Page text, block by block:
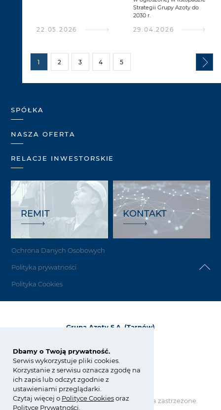
Dbamy o Twoją prywatność.
Serwis wykorzystuje pliki cookies.
Korzystanie z serwisu oznacza zgodę na
ich zapis lub odczyt zgodnie z
ustawieniami przeglądarki.
Czytaj więcej o PolityceCookiesoraz
Polityce Prywatności
22.05.2026
Strategii Grupy Azoty do
2030 r.
29.04.2026
1 2 3 4 5
SPÓŁKA
NASZA OFERTA
RELACJE INWESTORSKIE
REMIT KONTAKT
Ochrona Danych Osobowych
Polityka prywatności
Polityka Cookies
Grupa Azoty S.A. (Tarnów)
33-101 Tarnów, Polska
tel.:+48 14 637 37 37
fax: +48 14 633 07 18
tarnow@grupaazoty.com
Copyright © Grupa Azoty. Wszelkie prawa zastrzeżone.